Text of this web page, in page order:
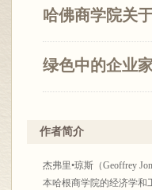
是一个很好的
步跃居全球前
意义。新一轮
国家和发达国
究院名誉院长
本书以广阔的
提供了优秀借
哈佛商学院关
绿色中的企业
作者简介
杰弗里•琼斯（Geoffrey
本哈根商学院的经济学和